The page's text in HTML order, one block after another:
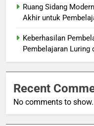
Ruang Sidang
Akhir untuk
Keberhasilan
Pembelajaran Luring
Recent
No comments to show.